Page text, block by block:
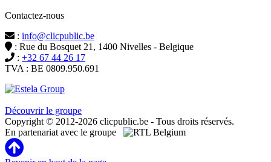
Contactez-nous
: info@clicpublic.be
: Rue du Bosquet 21, 1400 Nivelles - Belgique
: +32 67 44 26 17
TVA : BE 0809.950.691
Découvrir le groupe
Copyright © 2012-2026 clicpublic.be - Tous droits réservés.
En partenariat avec le groupe